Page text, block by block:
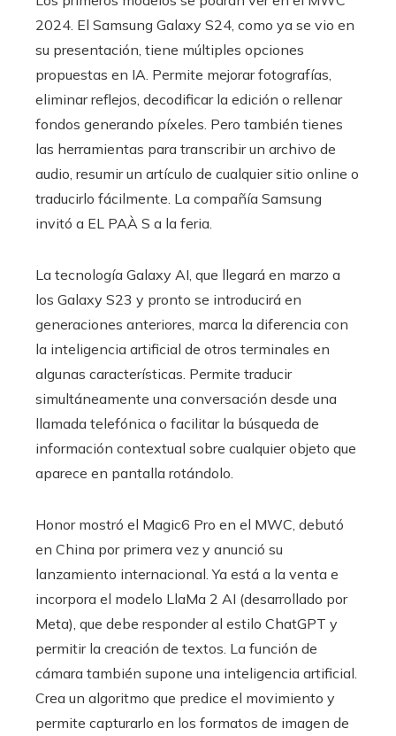
2024. El Samsung Galaxy S24, como ya se vio en
su presentación, tiene múltiples opciones
propuestas en IA. Permite mejorar fotografías,
eliminar reflejos, decodificar la edición o rellenar
fondos generando píxeles. Pero también tienes
las herramientas para transcribir un archivo de
audio, resumir un artículo de cualquier sitio online o
traducirlo fácilmente. La compañía Samsung
invitó a EL PAÀ S a la feria.
La tecnología Galaxy AI, que llegará en marzo a
los Galaxy S23 y pronto se introducirá en
generaciones anteriores, marca la diferencia con
la inteligencia artificial de otros terminales en
algunas características. Permite traducir
simultáneamente una conversación desde una
llamada telefónica o facilitar la búsqueda de
información contextual sobre cualquier objeto que
aparece en pantalla rotándolo.
Honor mostró el Magic6 Pro en el MWC, debutó
en China por primera vez y anunció su
lanzamiento internacional. Ya está a la venta e
incorpora el modelo LlaMa 2 AI (desarrollado por
Meta), que debe responder al estilo ChatGPT y
permitir la creación de textos. La función de
cámara también supone una inteligencia artificial.
Crea un algoritmo que predice el movimiento y
permite capturarlo en los formatos de imagen de